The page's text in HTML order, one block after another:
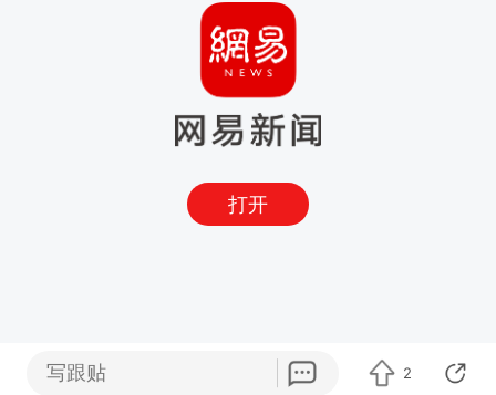
打开
写跟贴 2